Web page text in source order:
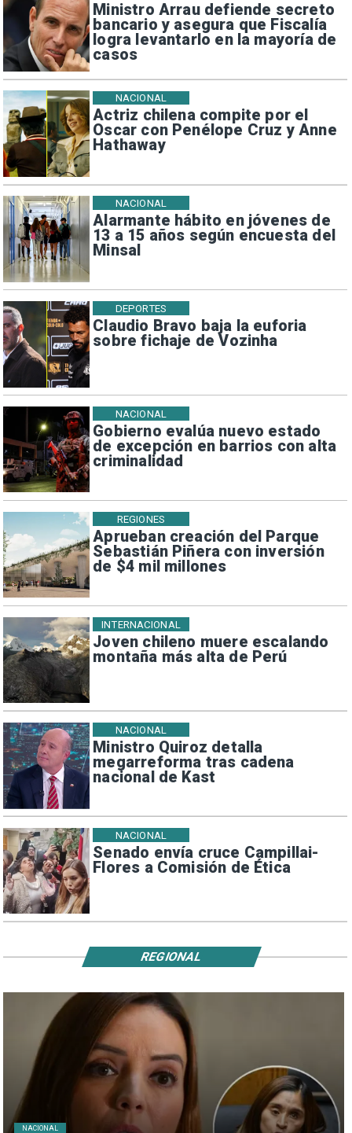
Ministro Arrau defiende secreto
bancario y asegura que Fiscalía
logra levantarlo en la mayoría de
casos
Actriz chilena compite por el
Oscar con Penélope Cruz y Anne
Hathaway
NACIONAL
Alarmante hábito en jóvenes de
13 a 15 años según encuesta del
Minsal
NACIONAL
Claudio Bravo baja la euforia
sobre fichaje de Vozinha
DEPORTES
Gobierno evalúa nuevo estado
de excepción en barrios con alta
criminalidad
NACIONAL
Aprueban creación del Parque
Sebastián Piñera con inversión
de $4 mil millones
REGIONES
Joven chileno muere escalando
montaña más alta de Perú
INTERNACIONAL
Ministro Quiroz detalla
megarreforma tras cadena
nacional de Kast
NACIONAL
Senado envía cruce Campillai-
Flores a Comisión de Ética
NACIONAL
NACIONAL
REGIONAL